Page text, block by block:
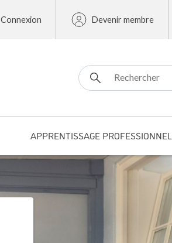
Connexion Devenir membre
Search for:
APPRENTISSAGE PROFESSIONNEL